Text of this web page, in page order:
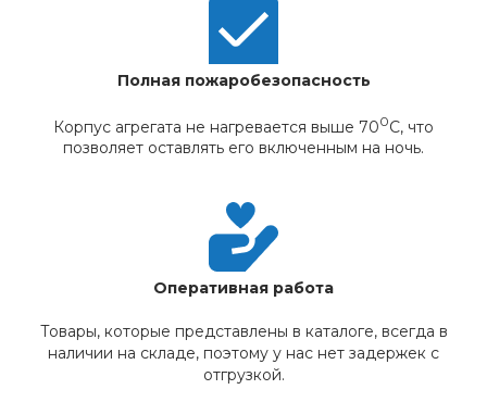
Полная пожаробезопасность
Корпус агрегата не нагревается выше 700С, что
позволяет оставлять его включенным на ночь.
Оперативная работа
Товары, которые представлены в каталоге, всегда в
наличии на складе, поэтому у нас нет задержек с
отгрузкой.